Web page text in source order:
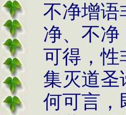
不净增语
净、不净
可得，性
集灭道圣
何可言，